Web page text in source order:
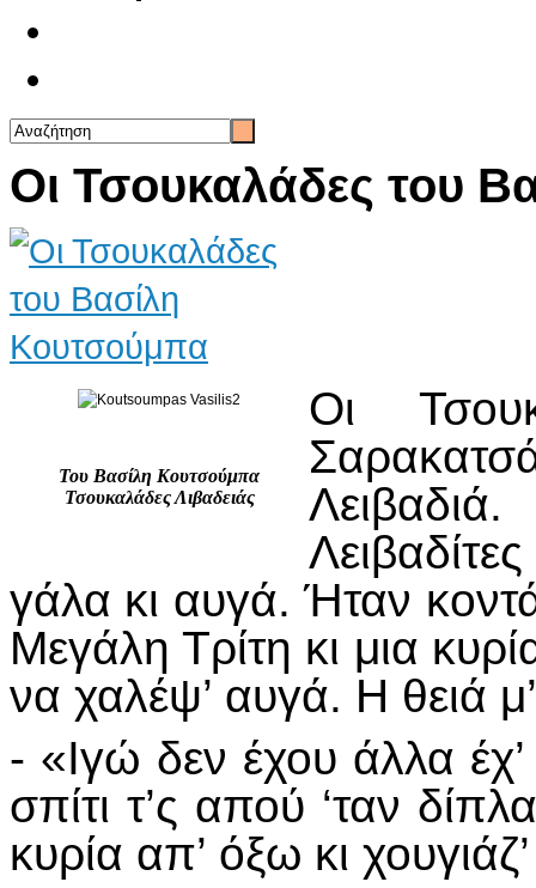
Οι Τσουκαλάδες του
Του Βασίλη Κουτσούμπα
Τσουκαλάδες Λιβαδειάς
Οι
γάλα κι αυγά. Ήταν
Μεγάλη Τρίτη κι μια
να χαλέψ’ αυγά. Η θειά μ’
- «Ιγώ δεν έχου άλλα έχ’
σπίτι τ’ς απού ‘ταν
κυρία απ’ όξω κι χουγιάζ’